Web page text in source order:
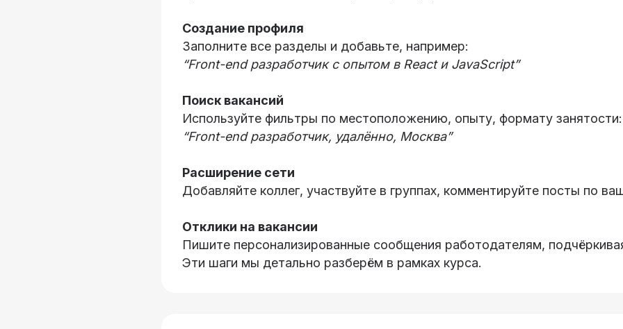
Создание профиля
Заполните все разделы и добавьте, например:
“Front-end разработчик с опытом в React и JavaScript”
Поиск вакансий
Используйте фильтры по местоположению, опыту, формату занятости:
“Front-end разработчик, удалённо, Москва”
Расширение сети
Добавляйте коллег, участвуйте в группах, комментируйте посты по
Отклики на вакансии
Пишите персонализированные сообщения работодателям,
Эти шаги мы детально разберём в рамках курса.